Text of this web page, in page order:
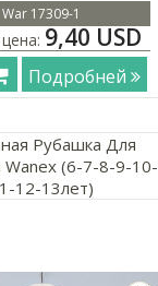
War 17309-1
9,40 USD
Подробней
Рубашка Для
Wanex (6-7-8-9-10-
12-13лет)